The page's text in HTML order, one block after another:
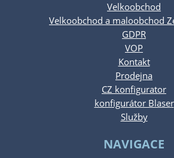
Velkoobchod
Velkoobchod a maloobchod
GDPR
VOP
Kontakt
Prodejna
CZ konfigurator
konfigurátor Blaser
Služby
NAVIGACE